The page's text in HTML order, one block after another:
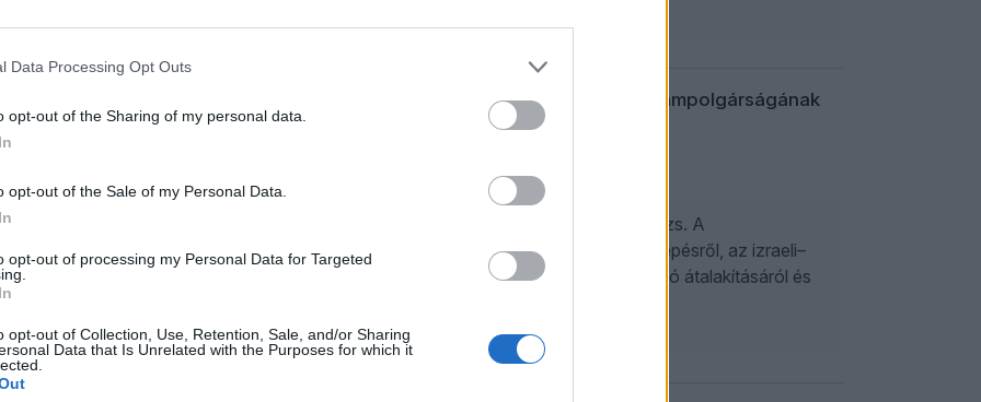
Data Processing Opt Outs
opt-out of the Sharing of my personal data.
opt-out of the Sale of my Personal Data.
opt-out of processing my Personal Data for Targeted
opt-out of Collection, Use, Retention, Sale, and/or Sharing
Data that Is Unrelated with the Purposes for which it
Orbán Balázst, hogy a kormány valóban Soros György magyar állampolgárságának
készül-e
8.
YouTube-csatornáján a Ring Gavra Gáborral című műsor vendége volt Orbán Balázs. A
politikai igazgatója beszélt a Nemzetközi Büntetőbíróságból (ICC) való kilépésről, az izraeli–
konfliktusról, az orosz–ukrán háborúról, Trump büntetővámjairól, az Európai Unió átalakításáról és
felfüggeszthetőségéről is.